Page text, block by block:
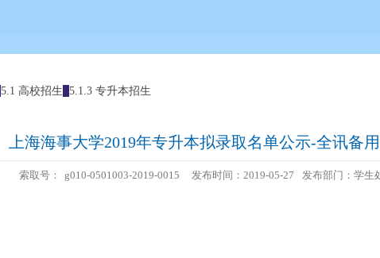
5.1 高校招生 5.1.3 专升本招生
上海海事大学2019年专升本拟录取名单公示-全讯备
索取号： g010-0501003-2019-0015 发布时间：2019-05-27 发布部门：学生